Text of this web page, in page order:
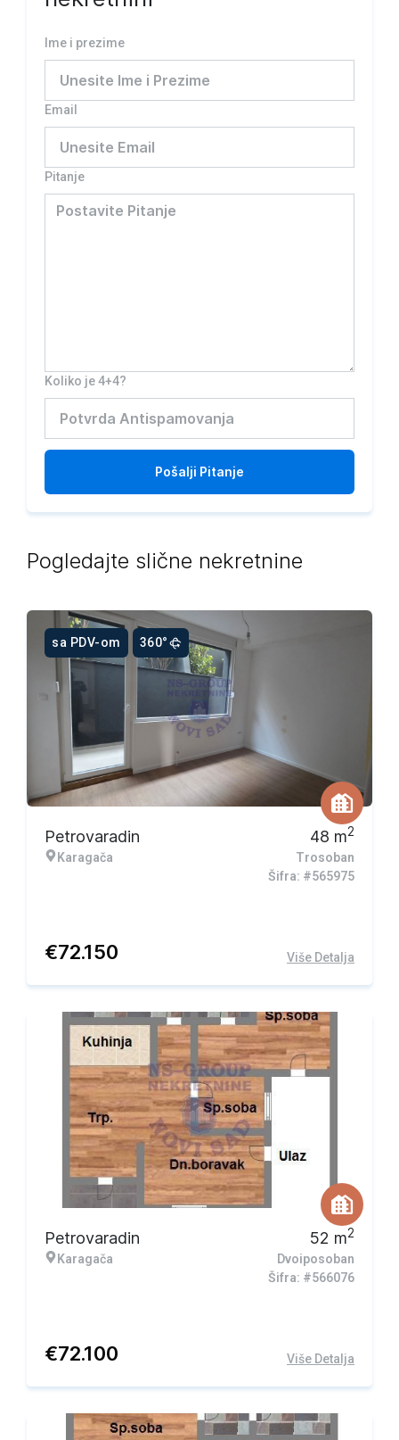
Ime i prezime
Email
Pitanje
Koliko je 4+4?
Pošalji Pitanje
Pogledajte slične nekretnine
sa PDV-om 360°
Petrovaradin
Karagača
48 m2
Trosoban
Šifra: #565975
€72.150 Više Detalja
Petrovaradin
Karagača
52 m2
Dvoiposoban
Šifra: #566076
€72.100 Više Detalja